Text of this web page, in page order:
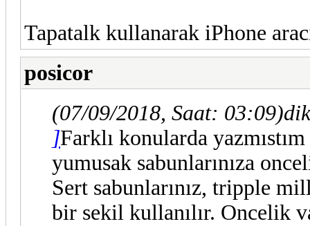
Tapatalk kullanarak iPhone
posicor
(07/09/2018, Saat: 03:09)
]Farklı konularda
yumusak sabunlarınıza
Sert sabunlarınız, tripple
bir sekil kullanılır. Oncelik